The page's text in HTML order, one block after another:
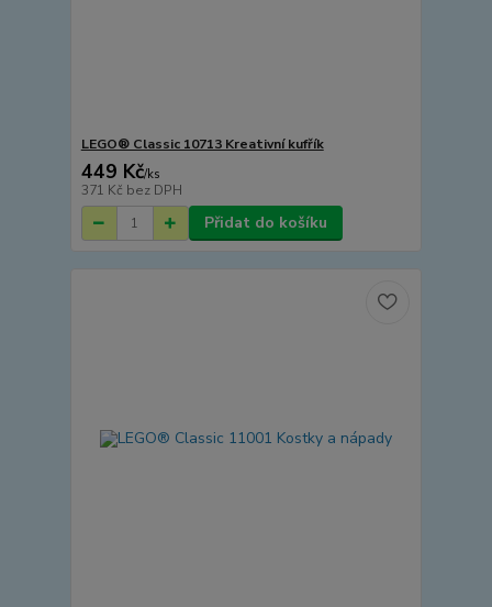
LEGO® Classic 10713 Kreativní kufřík
449 Kč/ks
371 Kč bez DPH
Přidat do košíku